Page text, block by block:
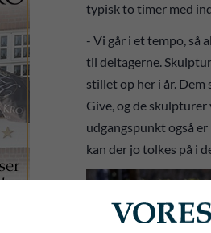
typisk to timer med
- Vi går i et tempo, så
til deltagerne.
stillet op her i år.
Give, og de
udgangspunkt også
kan der jo tolkes på i